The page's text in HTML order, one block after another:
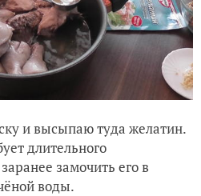
и высыпаю туда желатин.
длительного
замочить его в
воды.